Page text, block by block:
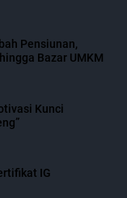
Pensiunan,
Bazar UMKM
Kunci
IG